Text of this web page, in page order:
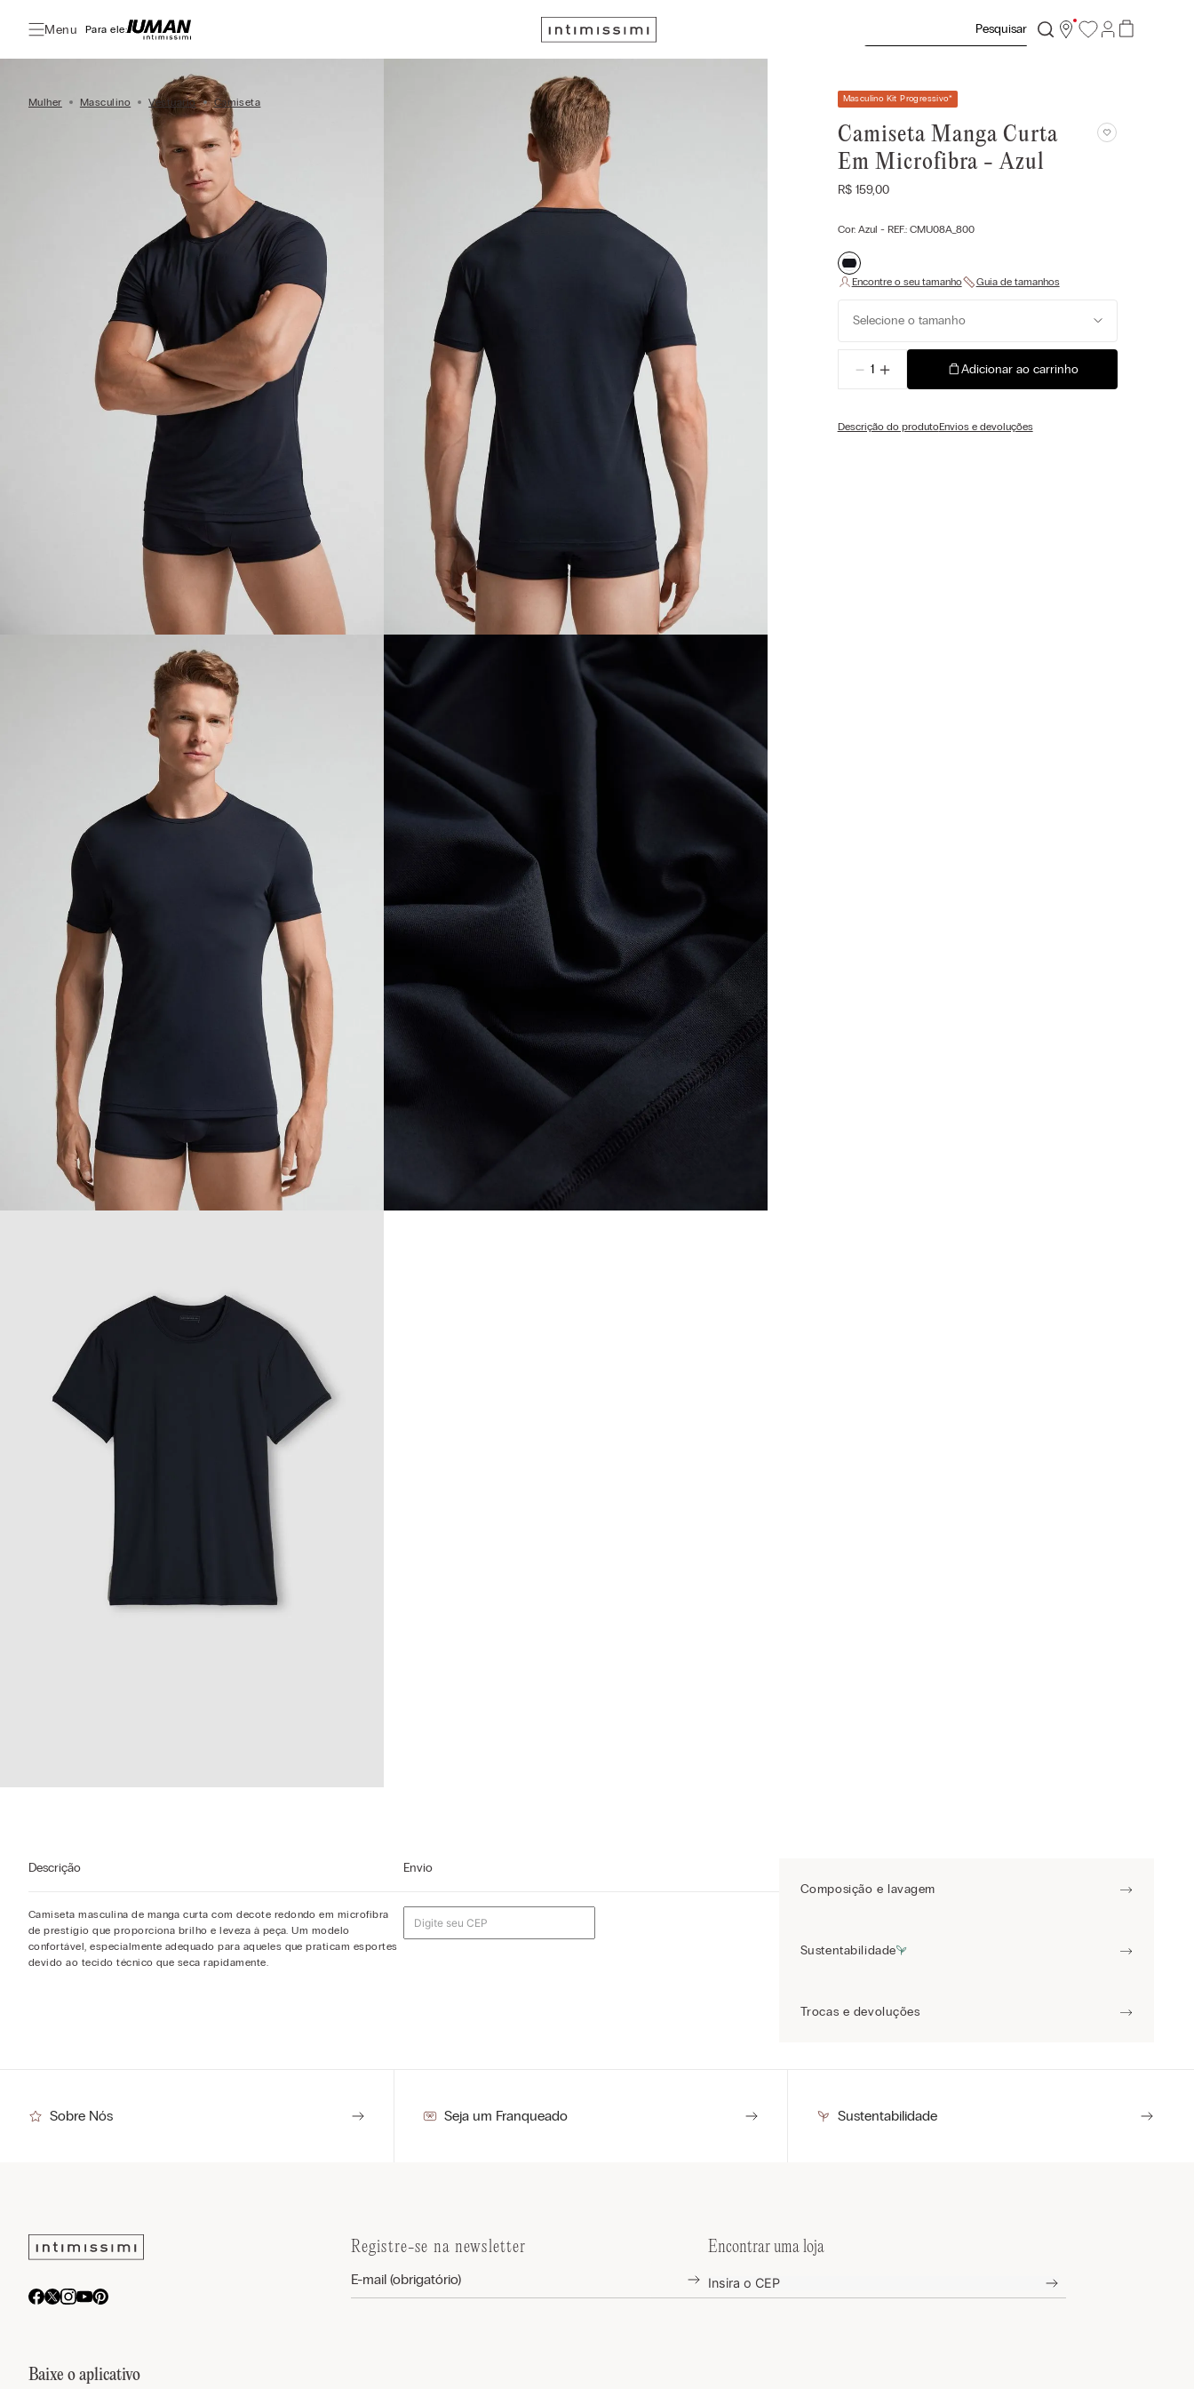
Menu Para ele:
Mulher Masculino Vestuario Camiseta Masculino Kit Progressivo*
Camiseta Manga Curta
Em Microfibra - Azul
R$ 159,00
Cor: Azul - REF.: CMU08A_800
Selecione o tamanho
＋
－ Adicionar ao carrinho
Descrição do produtoEnvios e devoluções
Descrição
Camiseta masculina de manga curta com decote redondo em microfibra
de prestígio que proporciona brilho e leveza à peça. Um modelo
confortável, especialmente adequado para aqueles que praticam esportes
devido ao tecido técnico que seca rapidamente.
Envio
Composição e lavagem
Sustentabilidade
Trocas e devoluções
Sobre Nós Seja um Franqueado Sustentabilidade
Baixe o aplicativo
Registre-se na newsletter Encontrar uma loja